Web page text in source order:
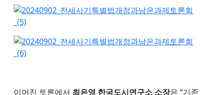
이어진 토론에서 최은영 한국도시연구소 소장은 “기존